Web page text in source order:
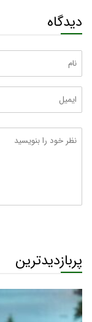
دیدگاه
پربازدیدترین